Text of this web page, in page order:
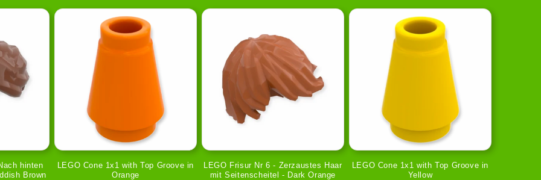
hinten
Brown
LEGO Cone 1x1 with Top Groove in
Orange
LEGO Frisur Nr 6 - Zerzaustes Haar
mit Seitenscheitel - Dark Orange
LEGO Cone 1x1 with Top Groove in
Yellow